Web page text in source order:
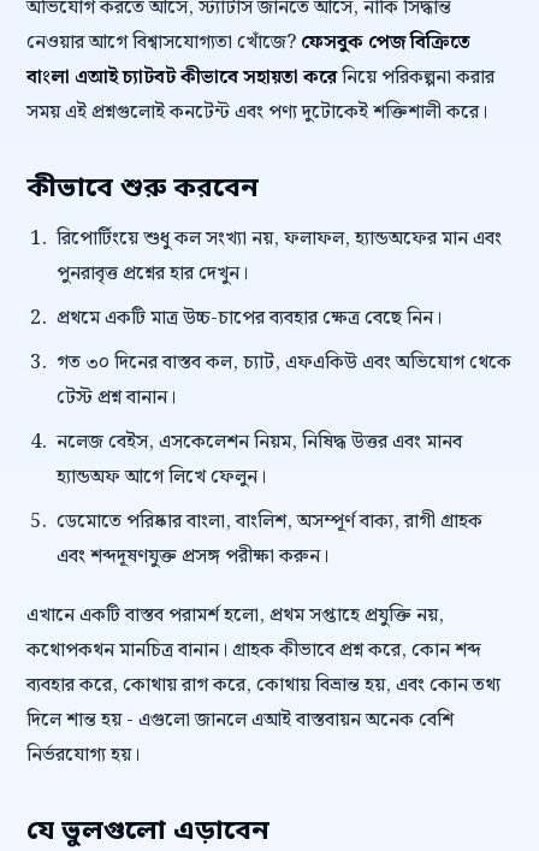
অভিযোগ করতে আসে, স্ট্যাটাস জানতে আসে, নাকি সিদ্ধান্ত
নেওয়ার আগে বিশ্বাসযোগ্যতা খোঁজে? ফেসবুক পেজ বিক্রিতে
বাংলা এআই চ্যাটবট কীভাবে সহায়তা করেনিয়ে পরিকল্পনা করার
সময় এই প্রশ্নগুলোই কনটেন্ট এবং পণ্য দুটোকেই শক্তিশালী করে।
কীভাবে শুরু করবেন
রিপোর্টিংয়ে শুধু কল সংখ্যা নয়, ফলাফল, হ্যান্ডঅফের মান এবং
পুনরাবৃত্ত প্রশ্নের হার দেখুন।
প্রথমে একটি মাত্র উচ্চ-চাপের ব্যবহার ক্ষেত্র বেছে নিন।
গত ৩০ দিনের বাস্তব কল, চ্যাট, এফএকিউ এবং অভিযোগ থেকে
টেস্ট প্রশ্ন বানান।
নলেজ বেইস, এসকেলেশন নিয়ম, নিষিদ্ধ উত্তর এবং মানব
হ্যান্ডঅফ আগে লিখে ফেলুন।
ডেমোতে পরিষ্কার বাংলা, বাংলিশ, অসম্পূর্ণ বাক্য, রাগী গ্রাহক
এবং শব্দদূষণযুক্ত প্রসঙ্গ পরীক্ষা করুন।
এখানে একটি বাস্তব পরামর্শ হলো, প্রথম সপ্তাহে প্রযুক্তি নয়,
কথোপকথন মানচিত্র বানান। গ্রাহক কীভাবে প্রশ্ন করে, কোন শব্দ
ব্যবহার করে, কোথায় রাগ করে, কোথায় বিভ্রান্ত হয়, এবং কোন তথ্য
দিলে শান্ত হয় - এগুলো জানলে এআই বাস্তবায়ন অনেক বেশি
নির্ভরযোগ্য হয়।
যে ভুলগুলো এড়াবেন